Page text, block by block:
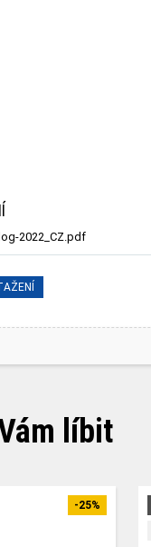
2022_CZ.pdf
líbit
-25%